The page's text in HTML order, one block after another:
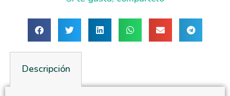
Descripción